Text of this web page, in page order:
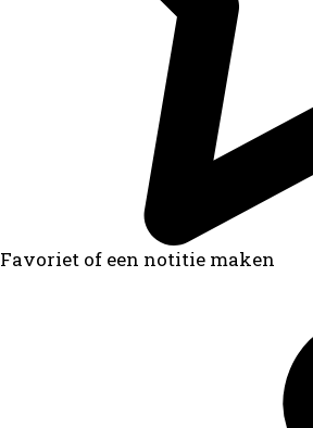
Favoriet of een notitie maken